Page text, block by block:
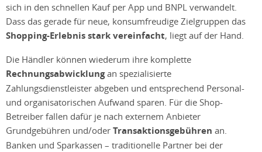
sich in den schnellen Kauf per App und BNPL verwandelt.
Dass das gerade für neue, konsumfreudige Zielgruppen das
Shopping-Erlebnis stark vereinfacht, liegt auf der Hand.
Die Händler können wiederum ihre komplette
Rechnungsabwicklungan spezialisierte
Zahlungsdienstleister abgeben und entsprechend Personal-
und organisatorischen Aufwand sparen. Für die Shop-
Betreiber fallen dafür je nach externem Anbieter
Grundgebühren und/oder Transaktionsgebühren an.
Banken und Sparkassen – traditionelle Partner bei der